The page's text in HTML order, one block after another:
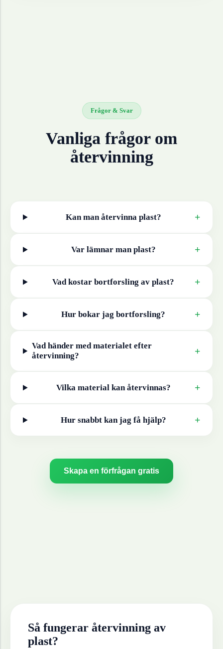
Frågor & Svar
Vanliga frågor om
återvinning
Kan man återvinna plast? +
Var lämnar man plast? +
Vad kostar bortforsling av plast? +
Hur bokar jag bortforsling? +
Vad händer med materialet efter
återvinning?
+
Vilka material kan återvinnas? +
Hur snabbt kan jag få hjälp? +
Skapa en förfrågan gratis
Så fungerar återvinning av
plast?